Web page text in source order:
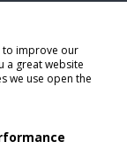
to improve our
a great website
we use open the